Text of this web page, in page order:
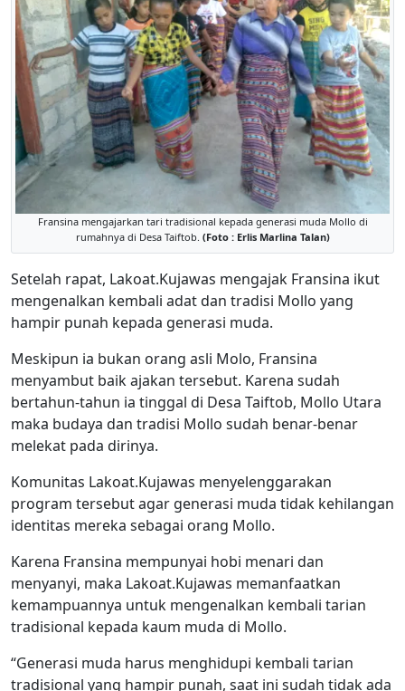
Fransina mengajarkan tari tradisional kepada generasi muda Mollo di
rumahnya di Desa Taiftob. (Foto : Erlis Marlina Talan)
Setelah rapat, Lakoat.Kujawas mengajak Fransina ikut
mengenalkan kembali adat dan tradisi Mollo yang
hampir punah kepada generasi muda.
Meskipun ia bukan orang asli Molo, Fransina
menyambut baik ajakan tersebut. Karena sudah
bertahun-tahun ia tinggal di Desa Taiftob, Mollo Utara
maka budaya dan tradisi Mollo sudah benar-benar
melekat pada dirinya.
Komunitas Lakoat.Kujawas menyelenggarakan
program tersebut agar generasi muda tidak kehilangan
identitas mereka sebagai orang Mollo.
Karena Fransina mempunyai hobi menari dan
menyanyi, maka Lakoat.Kujawas memanfaatkan
kemampuannya untuk mengenalkan kembali tarian
tradisional kepada kaum muda di Mollo.
“Generasi muda harus menghidupi kembali tarian
tradisional yang hampir punah, saat ini sudah tidak ada